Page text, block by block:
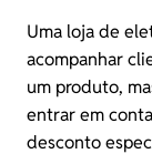
Uma loja de
acompanhar
um produto,
entrar em
desconto